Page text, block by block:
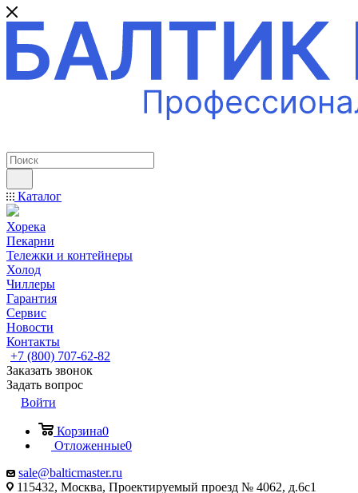
Каталог
Хорека
Пекарни
Тележки и контейнеры
Холод
Чиллеры
Гарантия
Сервис
Новости
Контакты
+7 (800) 707-62-82
Заказать звонок
Задать вопрос
Войти
Корзина0
Отложенные0
sale@balticmaster.ru
115432, Москва, Проектируемый проезд № 4062, д.6с1